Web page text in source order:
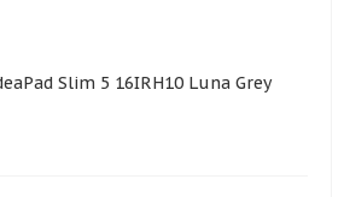
Slim 5 16IRH10 Luna Grey